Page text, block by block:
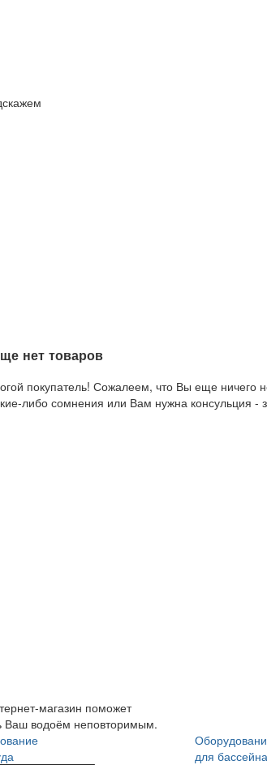
нет товаров
покупатель! Сожалеем, что Вы еще ничего
либо сомнения или Вам нужна консульция
магазин поможет
Ваш водоём неповторимым.
для бассейна